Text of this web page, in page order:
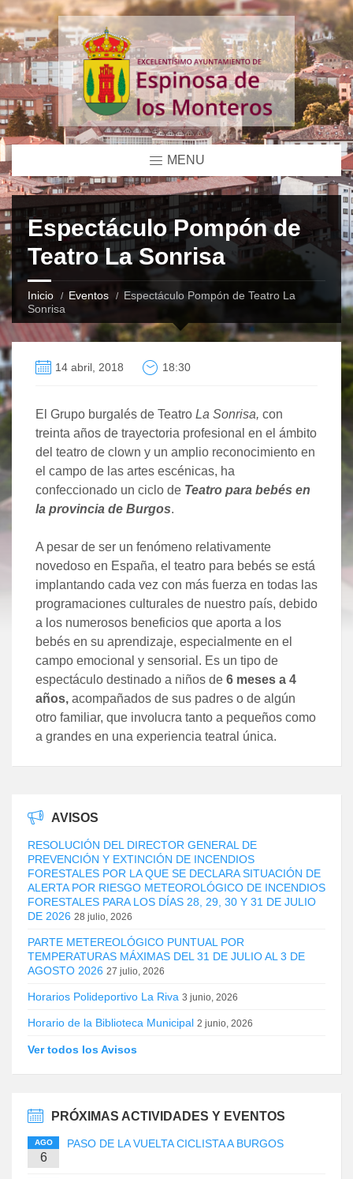
MENU
Espectáculo Pompón de
Teatro La Sonrisa
Inicio Eventos
Espectáculo Pompón de Teatro La
Sonrisa
14 abril, 2018 18:30
El Grupo burgalés de Teatro La Sonrisa, con
treinta años de trayectoria profesional en el ámbito
del teatro de clown y un amplio reconocimiento en
el campo de las artes escénicas, ha
confeccionado un ciclo de Teatro para bebés en
la provincia de Burgos.
A pesar de ser un fenómeno relativamente
novedoso en España, el teatro para bebés se está
implantando cada vez con más fuerza en todas las
programaciones culturales de nuestro país, debido
a los numerosos beneficios que aporta a los
bebés en su aprendizaje, especialmente en el
campo emocional y sensorial. Es un tipo de
espectáculo destinado a niños de 6 meses a 4
años, acompañados de sus padres o de algún
otro familiar, que involucra tanto a pequeños como
a grandes en una experiencia teatral única.
AVISOS
RESOLUCIÓN DEL DIRECTOR GENERAL DE
PREVENCIÓN Y EXTINCIÓN DE INCENDIOS
FORESTALES POR LA QUE SE DECLARA SITUACIÓN DE
ALERTA POR RIESGO METEOROLÓGICO DE INCENDIOS
FORESTALES PARA LOS DÍAS 28, 29, 30 Y 31 DE JULIO
DE 2026 28 julio, 2026
PARTE METEREOLÓGICO PUNTUAL POR
TEMPERATURAS MÁXIMAS DEL 31 DE JULIO AL 3 DE
AGOSTO 2026 27 julio, 2026
Horarios Polideportivo La Riva 3 junio, 2026
Horario de la Biblioteca Municipal 2 junio, 2026
Ver todos los Avisos
PRÓXIMAS ACTIVIDADES Y EVENTOS
AGO
6
PASO DE LA VUELTA CICLISTA A BURGOS